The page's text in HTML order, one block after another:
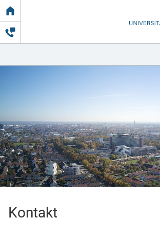
Link
zur
Startseite
Startseite
Kliniken & Einrichtungen
Kontakt